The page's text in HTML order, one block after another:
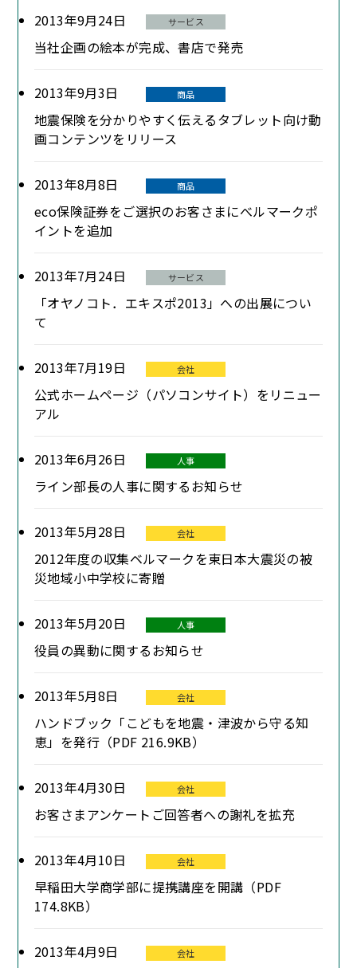
2013年9月24日 サービス
当社企画の絵本が完成、書店で発売
2013年9月3日 商品
地震保険を分かりやすく伝えるタブレット向け動
画コンテンツをリリース
2013年8月8日 商品
eco保険証券をご選択のお客さまにべルマークポ
イントを追加
2013年7月24日 サービス
「オヤノコト．エキスポ2013」への出展につい
て
2013年7月19日 会社
公式ホームページ（パソコンサイト）をリニュー
アル
2013年6月26日 人事
ライン部長の人事に関するお知らせ
2013年5月28日 会社
2012年度の収集ベルマークを東日本大震災の被
災地域小中学校に寄贈
2013年5月20日 人事
役員の異動に関するお知らせ
2013年5月8日 会社
ハンドブック「こどもを地震・津波から守る知
恵」を発行（PDF 216.9KB）
2013年4月30日 会社
お客さまアンケートご回答者への謝礼を拡充
2013年4月10日 会社
早稲田大学商学部に提携講座を開講（PDF
174.8KB）
2013年4月9日 会社